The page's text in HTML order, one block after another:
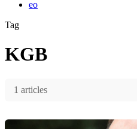
eo
Tag
KGB
1 articles